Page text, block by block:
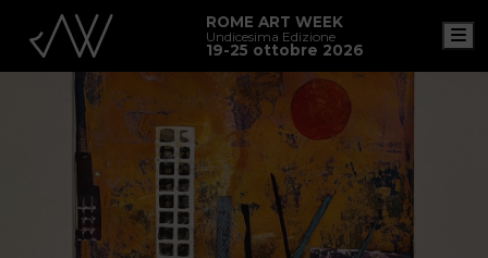
ROME ART WEEK
Undicesima Edizione
19-25 ottobre 2026